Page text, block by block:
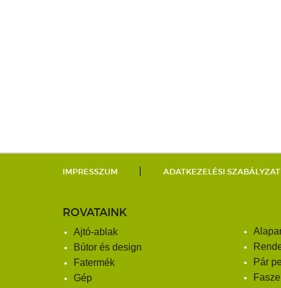
IMPRESSZUM ADATKEZELÉSI SZABÁLYZAT
ROVATAINK
Ajtó-ablak
Bútor és design
Fatermék
Gép
Pár